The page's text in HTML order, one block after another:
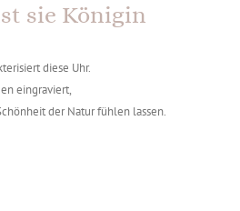
sie Königin
diese Uhr.
eingraviert,
der Natur fühlen lassen.